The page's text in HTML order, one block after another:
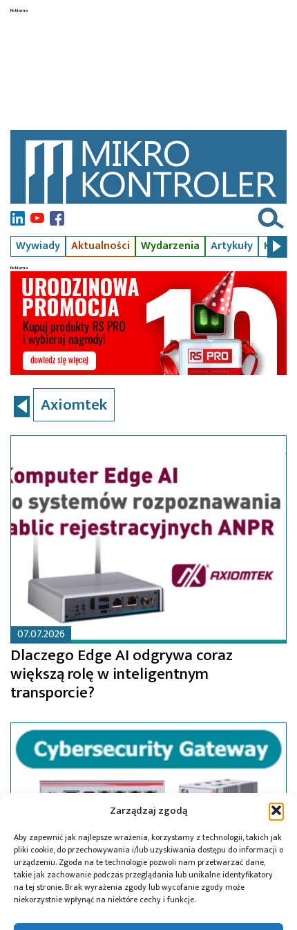
Zarządzaj zgodą
Aby zapewnić jak najlepsze wrażenia, korzystamy z technologii, takich jak
pliki cookie, do przechowywania i/lub uzyskiwania dostępu do informacji o
urządzeniu. Zgoda na te technologie pozwoli nam przetwarzać dane,
takie jak zachowanie podczas przeglądania lub unikalne identyfikatory
na tej stronie. Brak wyrażenia zgody lub wycofanie zgody może
niekorzystnie wpłynąć na niektóre cechy i funkcje.
Wywiady Aktualności Wydarzenia Artykuły Kursy
Axiomtek
07.07.2026
Dlaczego Edge AI odgrywa coraz
większą rolę w inteligentnym
transporcie?
05.12.2024